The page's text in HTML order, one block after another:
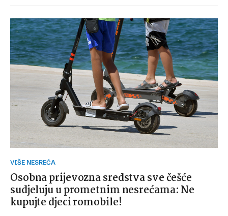
VIŠE NESREĆA
Osobna prijevozna sredstva sve češće
sudjeluju u prometnim nesrećama: Ne
kupujte djeci romobile!